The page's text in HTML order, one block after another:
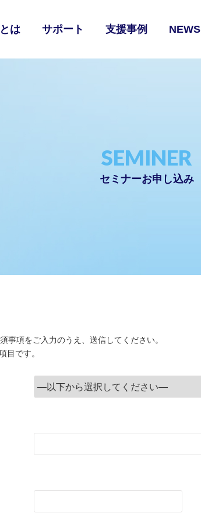
は サポート 支援事例 NEWS
SEMINER
セミナーお申し込み
事項をご入力のうえ、送信してください。
目です。